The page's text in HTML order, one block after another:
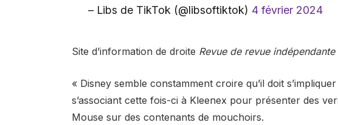
– Libs de TikTok (@libsoftiktok) 4 février 2024
Site d’information de droite Revue de revue indépendante
« Disney semble constamment croire qu’il doit
s’associant cette fois-ci à Kleenex pour présenter des
Mouse sur des contenants de mouchoirs.